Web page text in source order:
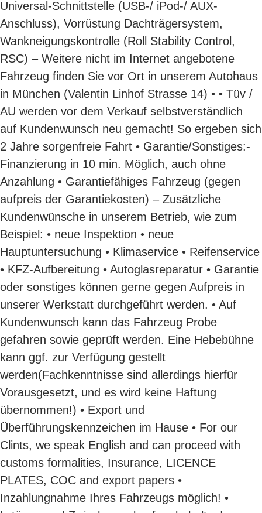
Universal-Schnittstelle (USB-/ iPod-/ AUX-
Anschluss), Vorrüstung Dachträgersystem,
Wankneigungskontrolle (Roll Stability Control,
RSC) – Weitere nicht im Internet angebotene
Fahrzeug finden Sie vor Ort in unserem Autohaus
in München (Valentin Linhof Strasse 14) • • Tüv /
AU werden vor dem Verkauf selbstverständlich
auf Kundenwunsch neu gemacht! So ergeben sich
2 Jahre sorgenfreie Fahrt • Garantie/Sonstiges:-
Finanzierung in 10 min. Möglich, auch ohne
Anzahlung • Garantiefähiges Fahrzeug (gegen
aufpreis der Garantiekosten) – Zusätzliche
Kundenwünsche in unserem Betrieb, wie zum
Beispiel: • neue Inspektion • neue
Hauptuntersuchung • Klimaservice • Reifenservice
• KFZ-Aufbereitung • Autoglasreparatur • Garantie
oder sonstiges können gerne gegen Aufpreis in
unserer Werkstatt durchgeführt werden. • Auf
Kundenwunsch kann das Fahrzeug Probe
gefahren sowie geprüft werden. Eine Hebebühne
kann ggf. zur Verfügung gestellt
werden(Fachkenntnisse sind allerdings hierfür
Vorausgesetzt, und es wird keine Haftung
übernommen!) • Export und
Überführungskennzeichen im Hause • For our
Clints, we speak English and can proceed with
customs formalities, Insurance, LICENCE
PLATES, COC and export papers •
Inzahlungnahme Ihres Fahrzeugs möglich! •